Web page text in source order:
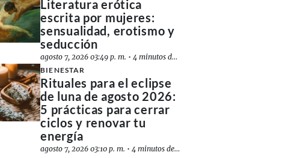
Literatura erótica
escrita por mujeres:
sensualidad, erotismo y
seducción
agosto 7, 2026 03:49 p. m. •4 minutos de lectura
BIENESTAR
Rituales para el eclipse
de luna de agosto 2026:
5 prácticas para cerrar
ciclos y renovar tu
energía
agosto 7, 2026 03:10 p. m. •4 minutos de lectura